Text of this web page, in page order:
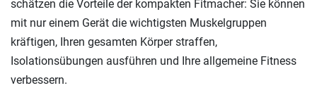
schätzen die Vorteile der kompakten Fitmacher: Sie können
mit nur einem Gerät die wichtigsten Muskelgruppen
kräftigen, Ihren gesamten Körper straffen,
Isolationsübungen ausführen und Ihre allgemeine Fitness
verbessern.